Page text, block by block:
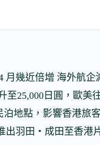
月幾近倍增 海外航企
至25,000日圓，歐美
泊地點，影響香港旅
出羽田・成田至香港